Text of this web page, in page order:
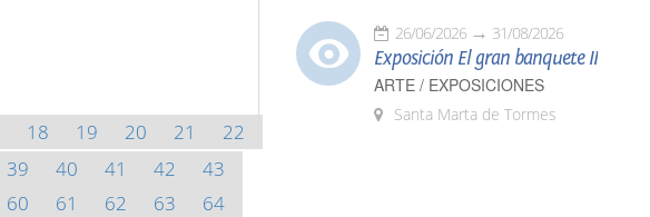
18 19 20 21
22
39 40 41 42
43
60 61 62 63
64
26/06/2026 31/08/2026
Exposición El gran banquete II
ARTE / EXPOSICIONES
Santa Marta de Tormes